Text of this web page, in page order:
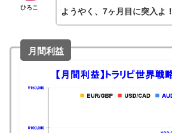
ひろこ
ようやく、7ヶ月目に突入よ！
月間利益